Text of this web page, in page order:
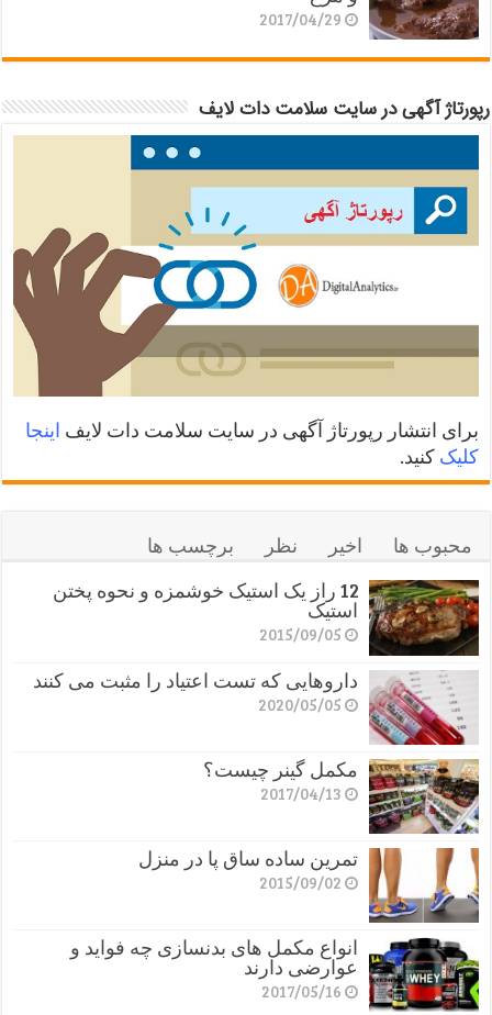
2017/04/29
رپورتاژ آگهی در سایت سلامت دات لایف
برای انتشار رپورتاژ آگهی در سایت سلامت دات لایف اینجا
کلیک کنید.
محبوب ها اخیر نظر
برچسب ها
12 راز یک استیک خوشمزه و نحوه پختن
استیک
2015/09/05
داروهایی که تست اعتیاد را مثبت می کنند
2020/05/05
مکمل گینر چیست؟
2017/04/13
تمرین ساده ساق پا در منزل
2015/09/02
انواع مکمل های بدنسازی چه فواید و
عوارضی دارند
2017/05/16